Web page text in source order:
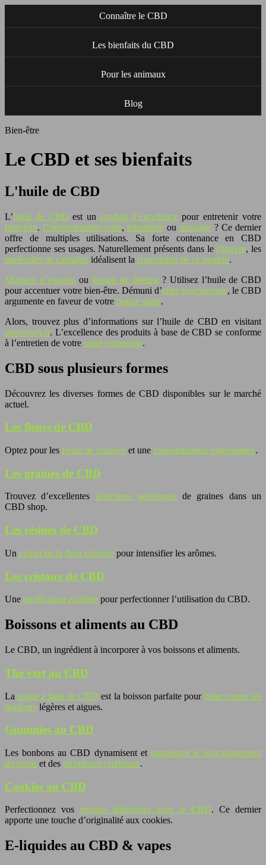
Connaître le CBD
Les bienfaits du CBD
Pour les animaux
Blog
Bien-être
Le CBD et ses bienfaits
L'huile de CBD
L’huile de CBD est un produit d’excellencepour entretenir votre
bien-être.Consommation orale, inhalation oumassage ? Ce dernier
offre de multiples utilisations. Sa forte contenance en CBD
perfectionne ses usages. Naturellement présents dans lechanvre, les
molécules de cannabis idéalisent la conception de ce produit.
Moment d’évasion ou instant de détente? Utilisez l’huile de CBD
pour accentuer votre bien-être. Démuni d’effet psychotrope, le CBD
argumente en faveur de votre bonne santé.
Alors, trouvez plus d’informations sur l’huile de CBD en visitant
planposey.fr. L’excellence des produits à base de CBD se conforme
à l’entretien de votre santé corporelle.
CBD sous plusieurs formes
Découvrez les diverses formes de CBD disponibles sur le marché
actuel.
Les fleurs de CBD
Optez pour les fleurs de chanvre et une consommation réglementée.
Les graines de CBD
Trouvez d’excellentes sélections génétiquesde graines dans un
CBD shop.
Les résines de CBD
Un extrait de la fleur chanvre pour intensifier les arômes.
Les cristaux de CBD
Une purification extrême pour perfectionner l’utilisation du CBD.
Boissons et aliments au CBD
Le CBD, un ingrédient à incorporer à vos boissons et aliments.
Thé vert au CBD
Latisane à base de CBD est la boisson parfaite pour lutter contre les
douleurs légères et aigues.
Gummies au CBD
Les bonbons au CBD dynamisent et optimisent le fonctionnement
du corps et des récepteurs cérébraux.
Cookies au CBD
Perfectionnez vosrecettes pâtissières avec le CBD. Ce dernier
apporte une touche d’originalité aux cookies.
E-liquides au CBD & vapes